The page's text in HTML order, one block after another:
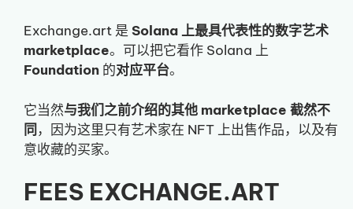
Exchange.art 是 Solana 上最具代表性的数字艺术
marketplace。可以把它看作 Solana 上
Foundation 的对应平台。
它当然与我们之前介绍的其他 marketplace 截然不
同，因为这里只有艺术家在 NFT 上出售作品，以及有
意收藏的买家。
FEES EXCHANGE.ART